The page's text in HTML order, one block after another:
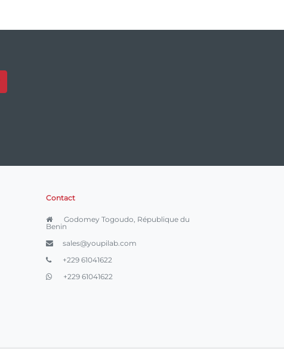
Contact
Godomey Togoudo, République du
Benin
sales@youpilab.com
+229 61041622
+229 61041622